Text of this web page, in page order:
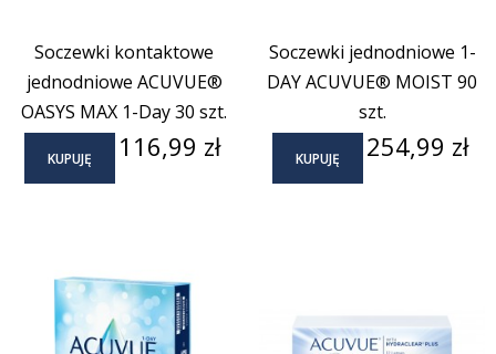
Soczewki kontaktowe
jednodniowe ACUVUE®
OASYS MAX 1-Day 30 szt.
KUPUJĘ Cena
116,99 zł
Soczewki jednodniowe 1-
DAY ACUVUE® MOIST 90
szt.
KUPUJĘ Cena
254,99 zł